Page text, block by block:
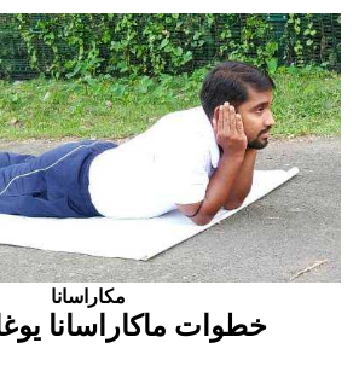
مكاراسانا
خطوات ماكاراسانا